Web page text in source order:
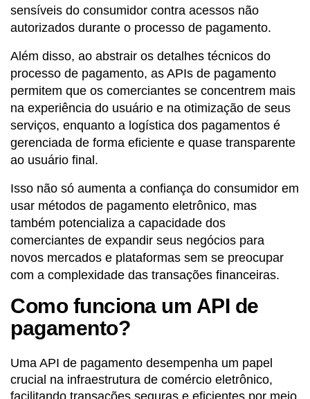
sensíveis do consumidor contra acessos não
autorizados durante o processo de pagamento.
Além disso, ao abstrair os detalhes técnicos do
processo de pagamento, as APIs de pagamento
permitem que os comerciantes se concentrem mais
na experiência do usuário e na otimização de seus
serviços, enquanto a logística dos pagamentos é
gerenciada de forma eficiente e quase transparente
ao usuário final.
Isso não só aumenta a confiança do consumidor em
usar métodos de pagamento eletrônico, mas
também potencializa a capacidade dos
comerciantes de expandir seus negócios para
novos mercados e plataformas sem se preocupar
com a complexidade das transações financeiras.
Como funciona um API de
pagamento?
Uma API de pagamento desempenha um papel
crucial na infraestrutura de comércio eletrônico,